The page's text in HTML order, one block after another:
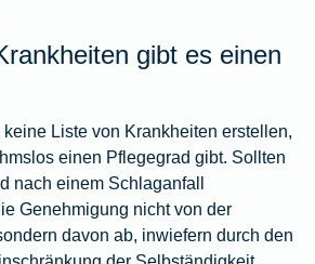
gibt es einen
Liste von Krankheiten erstellen,
einen Pflegegrad gibt. Sollten
nach einem Schlaganfall
Genehmigung nicht von der
davon ab, inwiefern durch den